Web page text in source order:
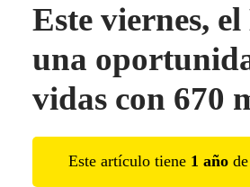
Este viernes,
una
vidas con 670
Este artículo tiene 1 año